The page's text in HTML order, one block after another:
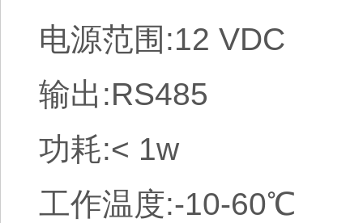
电源范围:12 VDC
输出:RS485
功耗:< 1w
工作温度:-10-60℃